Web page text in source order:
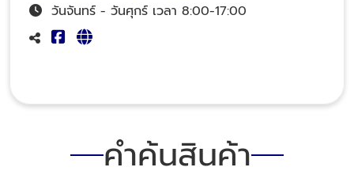
วันจันทร์ - วันศุกร์ เวลา 8:00-17:00
คำค้นสินค้า